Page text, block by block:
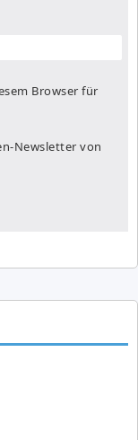
Browser für
Newsletter von